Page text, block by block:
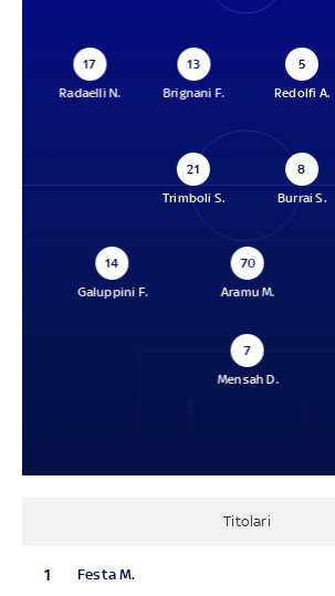
17
Radaelli N.
13
Brignani F.
5
Redolfi A.
21
Trimboli S.
8
Burrai S.
14
Galuppini F.
70
Aramu M.
7
Mensah D.
Titolari
1 Festa M.